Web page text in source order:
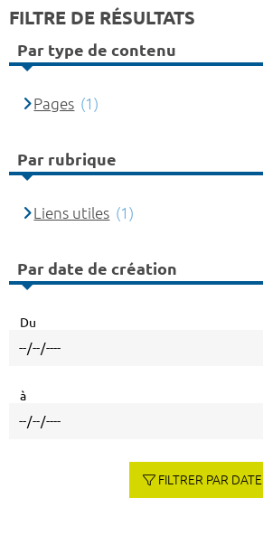
FILTRE DE RÉSULTATS
Par type de contenu
Pages (1)
Par rubrique
Liens utiles (1)
Par date de création
Du
à
FILTRER PAR DATE